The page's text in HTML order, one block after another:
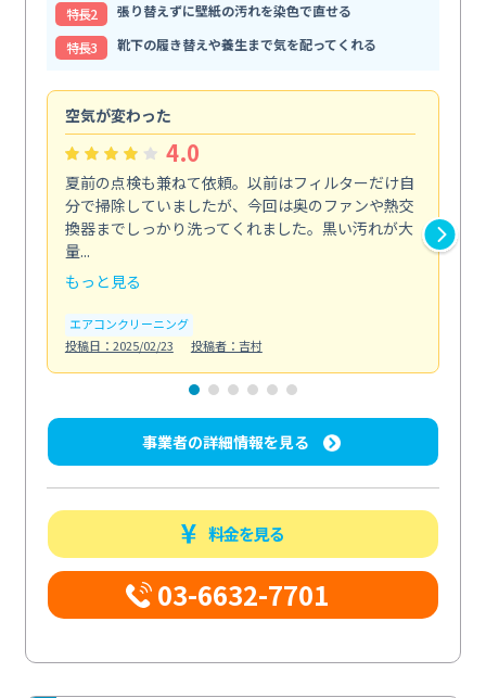
特⻑2
張り替えずに壁紙の汚れを染色で直せる
特⻑3
靴下の履き替えや養生まで気を配ってくれる
空気が変わった
4.0
夏前の点検も兼ねて依頼。以前はフィルターだけ自
分で掃除していましたが、今回は奥のファンや熱交
換器までしっかり洗ってくれました。黒い汚れが大
量...
もっと見る
エアコンクリーニング
投稿日：2025/02/23
投稿者：吉村
事業者の詳細情報を見る
料金を見る
03-6632-7701